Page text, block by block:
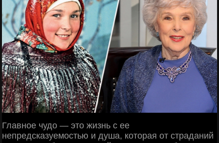
Главное чудо — это жизнь с ее
непредсказуемостью и душа, которая от страданий